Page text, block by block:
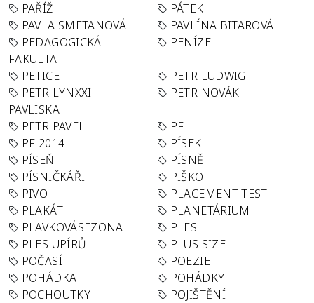
PAŘÍŽ
PÁTEK
PAVLA SMETANOVÁ
PAVLÍNA BITAROVÁ
PEDAGOGICKÁ
FAKULTA
PENÍZE
PETICE
PETR LUDWIG
PETR LYNXXI
PAVLISKA
PETR NOVÁK
PETR PAVEL
PF
PF 2014
PÍSEK
PÍSEŇ
PÍSNĚ
PÍSNIČKÁŘI
PIŠKOT
PIVO
PLACEMENT TEST
PLAKÁT
PLANETÁRIUM
PLAVKOVÁSEZONA
PLES
PLES UPÍRŮ
PLUS SIZE
POČASÍ
POEZIE
POHÁDKA
POHÁDKY
POCHOUTKY
POJIŠTĚNÍ